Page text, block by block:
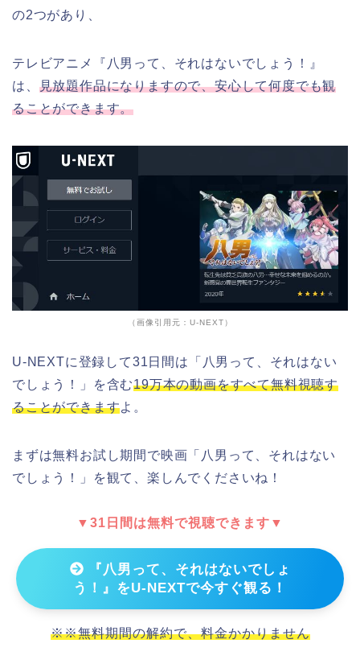
の2つがあり、
テレビアニメ『八男って、それはないでしょう！』
は、 見放題作品になりますので、安心して何度でも観
ることができます。
（画像引用元：U-NEXT）
U-NEXTに登録して31日間は「八男って、それはない
でしょう！」を含む19万本の動画をすべて無料視聴す
ることができますよ。
まずは無料お試し期間で映画「八男って、それはない
でしょう！」を観て、楽しんでくださいね！
▼31日間は無料で視聴できます▼
『八男って、それはないでしょ
う！』をU-NEXTで今すぐ観る！
※※無料期間の解約で、料金かかりません